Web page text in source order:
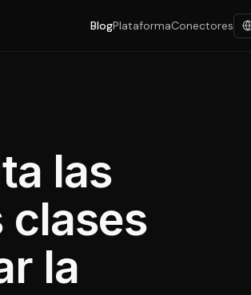
BlogPlataformaConectores
las
clases
la